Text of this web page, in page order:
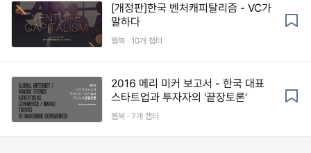
[개정판]한국 벤처캐피탈리즘 - VC가
말하다
웹북 · 10개 챕터
2016 메리 미커 보고서 - 한국 대표
스타트업과 투자자의 '끝장토론'
웹북 · 7개 챕터